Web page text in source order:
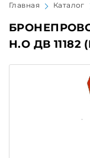
Главная Каталог
Н.О ДВ